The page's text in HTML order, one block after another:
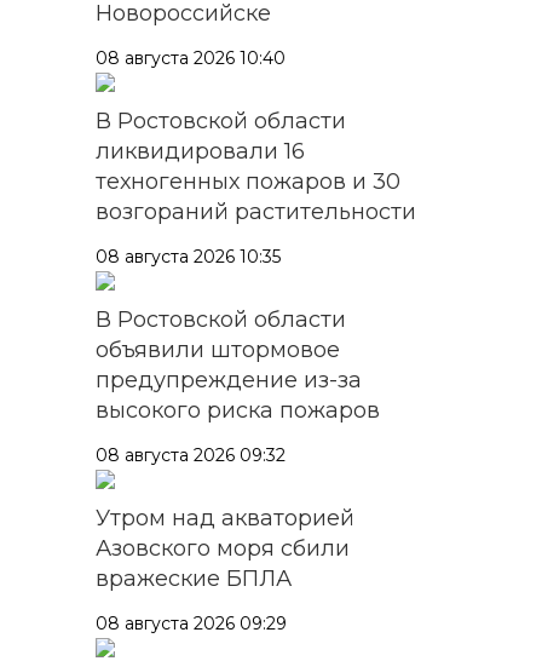
Новороссийске
08 августа 2026 10:40
В Ростовской области
ликвидировали 16
техногенных пожаров и 30
возгораний растительности
08 августа 2026 10:35
В Ростовской области
объявили штормовое
предупреждение из-за
высокого риска пожаров
08 августа 2026 09:32
Утром над акваторией
Азовского моря сбили
вражеские БПЛА
08 августа 2026 09:29